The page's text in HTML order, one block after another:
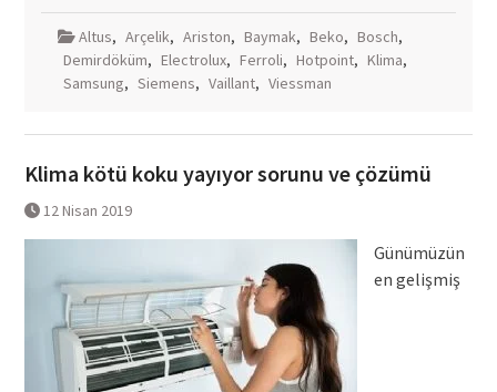
Altus, Arçelik, Ariston, Baymak, Beko, Bosch,
Demirdöküm, Electrolux, Ferroli, Hotpoint, Klima,
Samsung, Siemens, Vaillant, Viessman
Klima kötü koku yayıyor sorunu ve çözümü
12 Nisan 2019
Günümüzün
en gelişmiş